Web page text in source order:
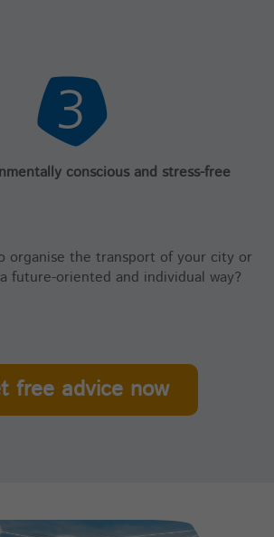
conscious and stress-free
organise the transport of your city or
future-oriented and individual way?
free advice now